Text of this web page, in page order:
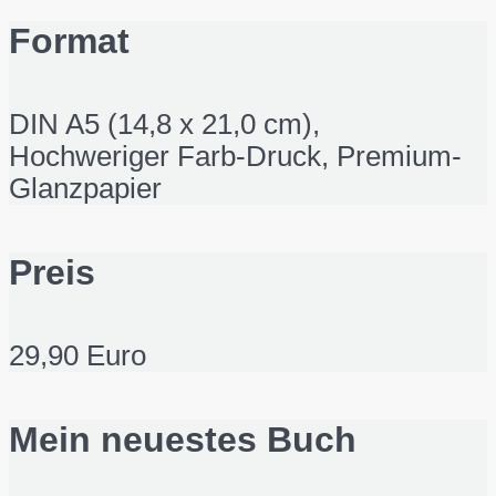
Format
DIN A5 (14,8 x 21,0 cm),
Hochweriger Farb-Druck, Premium-
Glanzpapier
Preis
29,90 Euro
Mein neuestes Buch